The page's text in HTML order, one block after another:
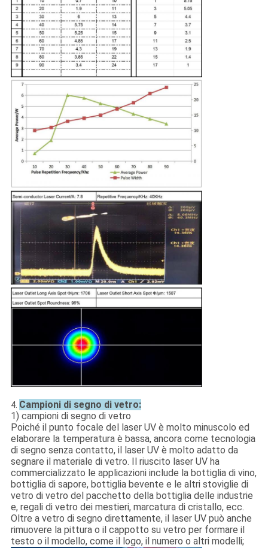
4. Campioni di segno di vetro:
1) campioni di segno di vetro
Poiché il punto focale del laser UV è molto minuscolo ed
elaborare la temperatura è bassa, ancora come tecnologia
di segno senza contatto, il laser UV è molto adatto da
segnare il materiale di vetro. Il riuscito laser UV ha
commercializzato le applicazioni include la bottiglia di vino,
bottiglia di sapore, bottiglia bevente e le altri stoviglie di
vetro di vetro del pacchetto della bottiglia delle industrie
e, regali di vetro dei mestieri, marcatura di cristallo, ecc.
Oltre a vetro di segno direttamente, il laser UV può anche
rimuovere la pittura o il cappotto su vetro per formare il
testo o il modello, come il logo, il numero o altri modelli;